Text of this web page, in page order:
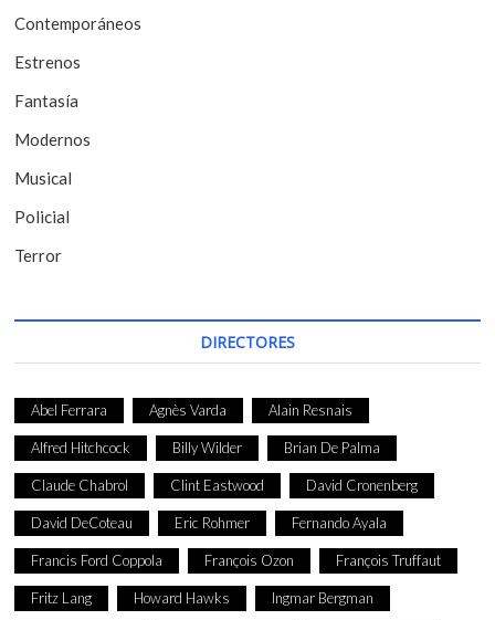
n
t
r
a
d
a
s
Contemporáneos
Estrenos
Fantasía
Modernos
Musical
Policial
Terror
DIRECTORES
Abel Ferrara Agnès Varda Alain Resnais
Alfred Hitchcock Billy Wilder Brian De Palma
Claude Chabrol Clint Eastwood David Cronenberg
David DeCoteau Eric Rohmer Fernando Ayala
Francis Ford Coppola François Ozon François Truffaut
Fritz Lang Howard Hawks Ingmar Bergman